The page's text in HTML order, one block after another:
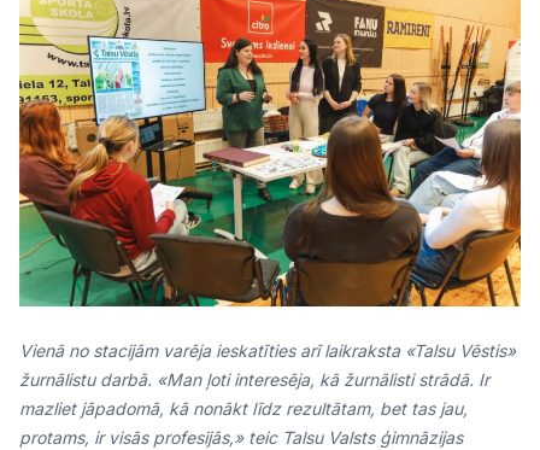
Vienā no stacijām varēja ieskatīties arī laikraksta «Talsu Vēstis»
žurnālistu darbā. «Man ļoti interesēja, kā žurnālisti strādā. Ir
mazliet jāpadomā, kā nonākt līdz rezultātam, bet tas jau,
protams, ir visās profesijās,» teic Talsu Valsts ģimnāzijas